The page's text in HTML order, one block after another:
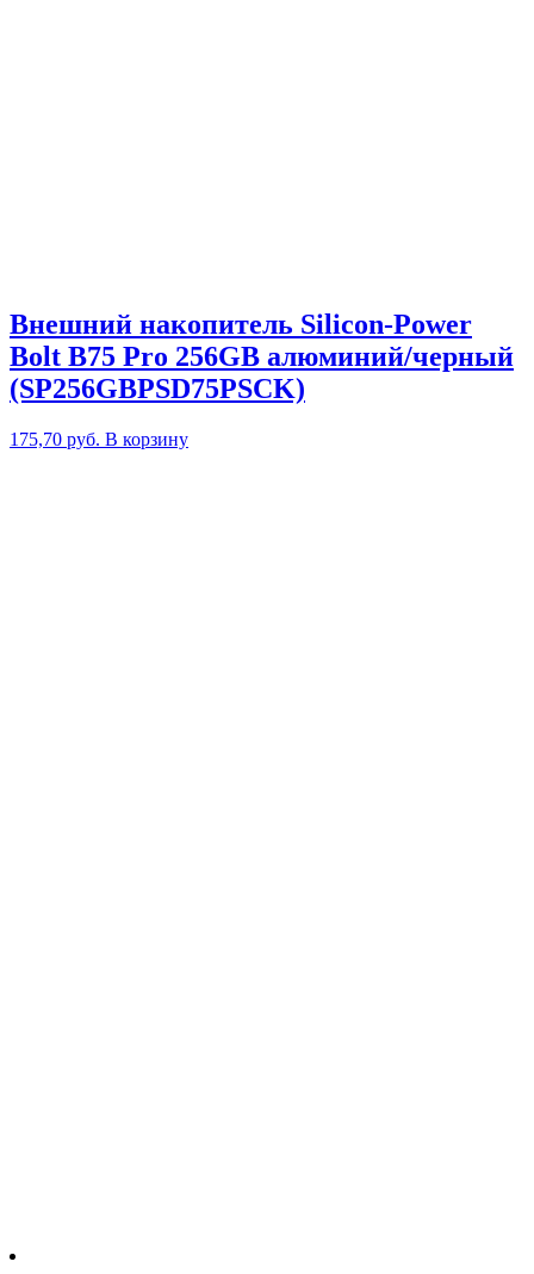
Внешний накопитель Silicon-Power
Bolt B75 Pro 256GB алюминий/черный
(SP256GBPSD75PSCK)
175,70 руб. В корзину